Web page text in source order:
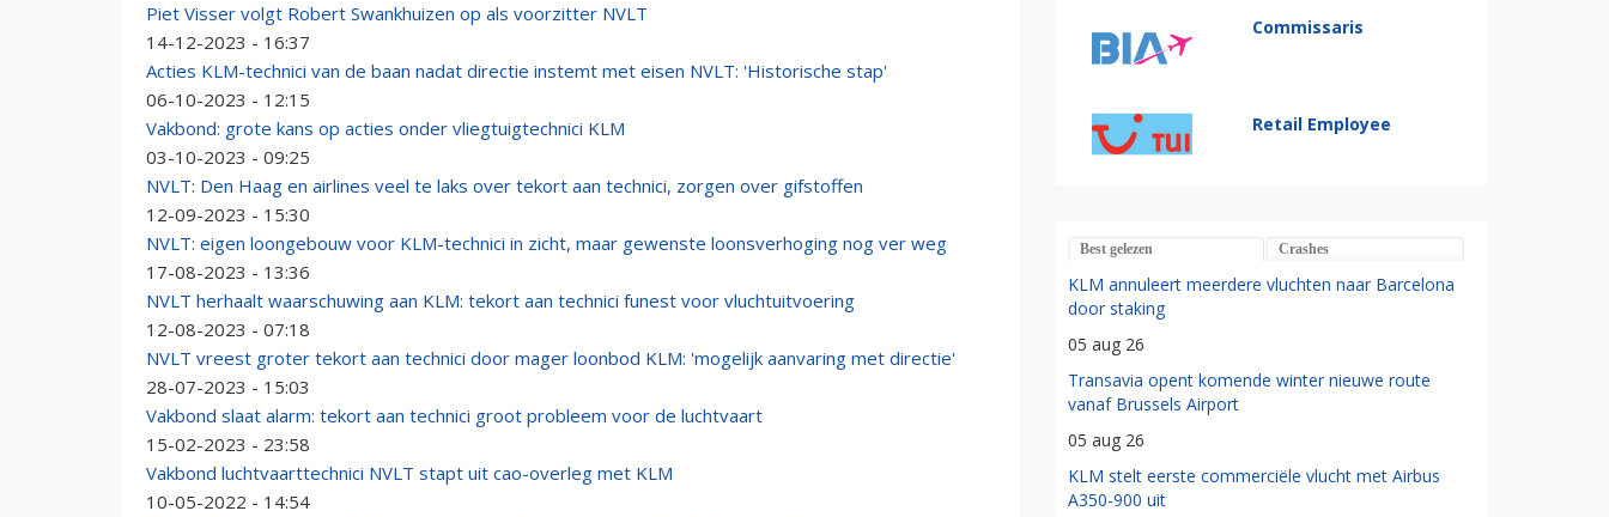
Piet Visser volgt Robert Swankhuizen op als voorzitter NVLT
14-12-2023 - 16:37
Acties KLM-technici van de baan nadat directie instemt met eisen NVLT: 'Historische stap'
06-10-2023 - 12:15
Vakbond: grote kans op acties onder vliegtuigtechnici KLM
03-10-2023 - 09:25
NVLT: Den Haag en airlines veel te laks over tekort aan technici, zorgen over gifstoffen
12-09-2023 - 15:30
NVLT: eigen loongebouw voor KLM-technici in zicht, maar gewenste loonsverhoging nog ver weg
17-08-2023 - 13:36
NVLT herhaalt waarschuwing aan KLM: tekort aan technici funest voor vluchtuitvoering
12-08-2023 - 07:18
NVLT vreest groter tekort aan technici door mager loonbod KLM: 'mogelijk aanvaring met directie'
28-07-2023 - 15:03
Vakbond slaat alarm: tekort aan technici groot probleem voor de luchtvaart
15-02-2023 - 23:58
Vakbond luchtvaarttechnici NVLT stapt uit cao-overleg met KLM
10-05-2022 - 14:54
Commissaris
Retail Employee
Best gelezen Crashes
KLM annuleert meerdere vluchten naar Barcelona
door staking
05 aug 26
Transavia opent komende winter nieuwe route
vanaf Brussels Airport
05 aug 26
KLM stelt eerste commerciële vlucht met Airbus
A350-900 uit